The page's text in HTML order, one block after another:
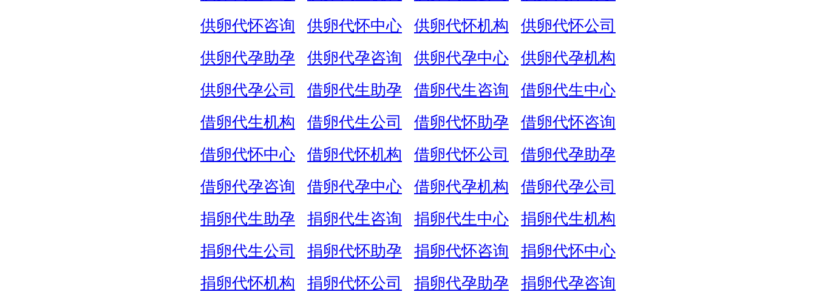
供卵代怀咨询
供卵代怀中心 供卵代怀机构
供卵代怀公司
供卵代孕助孕
供卵代孕咨询 供卵代孕中心
供卵代孕机构
供卵代孕公司
借卵代生助孕 借卵代生咨询
借卵代生中心
借卵代生机构
借卵代生公司 借卵代怀助孕
借卵代怀咨询
借卵代怀中心
借卵代怀机构 借卵代怀公司
借卵代孕助孕
借卵代孕咨询
借卵代孕中心 借卵代孕机构
借卵代孕公司
捐卵代生助孕
捐卵代生咨询 捐卵代生中心
捐卵代生机构
捐卵代生公司
捐卵代怀助孕 捐卵代怀咨询
捐卵代怀中心
捐卵代怀机构
捐卵代怀公司 捐卵代孕助孕
捐卵代孕咨询